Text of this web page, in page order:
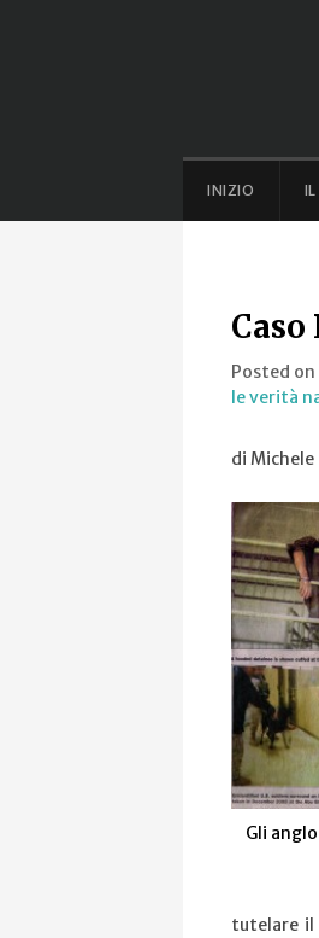
INIZIO
Posted on
le verità
di Michele
Gli
tutelare il